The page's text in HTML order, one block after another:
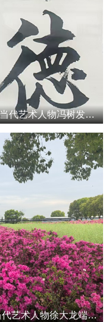
亚洲新势力，端午正当时——2026当代艺术人物冯树发端午专属特辑
匠心造微景 盆中续国风——2026当代艺术人物徐大龙端午专属特辑